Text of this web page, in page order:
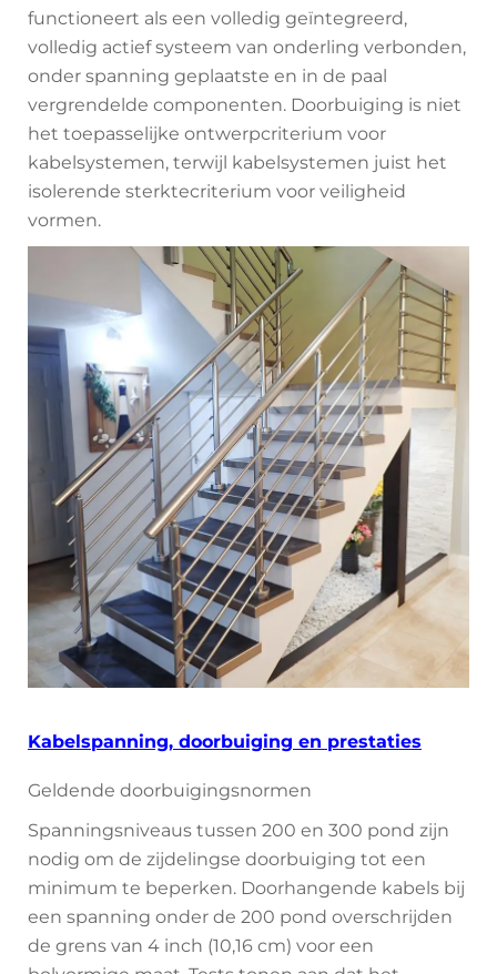
functioneert als een volledig geïntegreerd,
volledig actief systeem van onderling verbonden,
onder spanning geplaatste en in de paal
vergrendelde componenten. Doorbuiging is niet
het toepasselijke ontwerpcriterium voor
kabelsystemen, terwijl kabelsystemen juist het
isolerende sterktecriterium voor veiligheid
vormen.
Kabelspanning, doorbuiging en prestaties
Geldende doorbuigingsnormen
Spanningsniveaus tussen 200 en 300 pond zijn
nodig om de zijdelingse doorbuiging tot een
minimum te beperken. Doorhangende kabels bij
een spanning onder de 200 pond overschrijden
de grens van 4 inch (10,16 cm) voor een